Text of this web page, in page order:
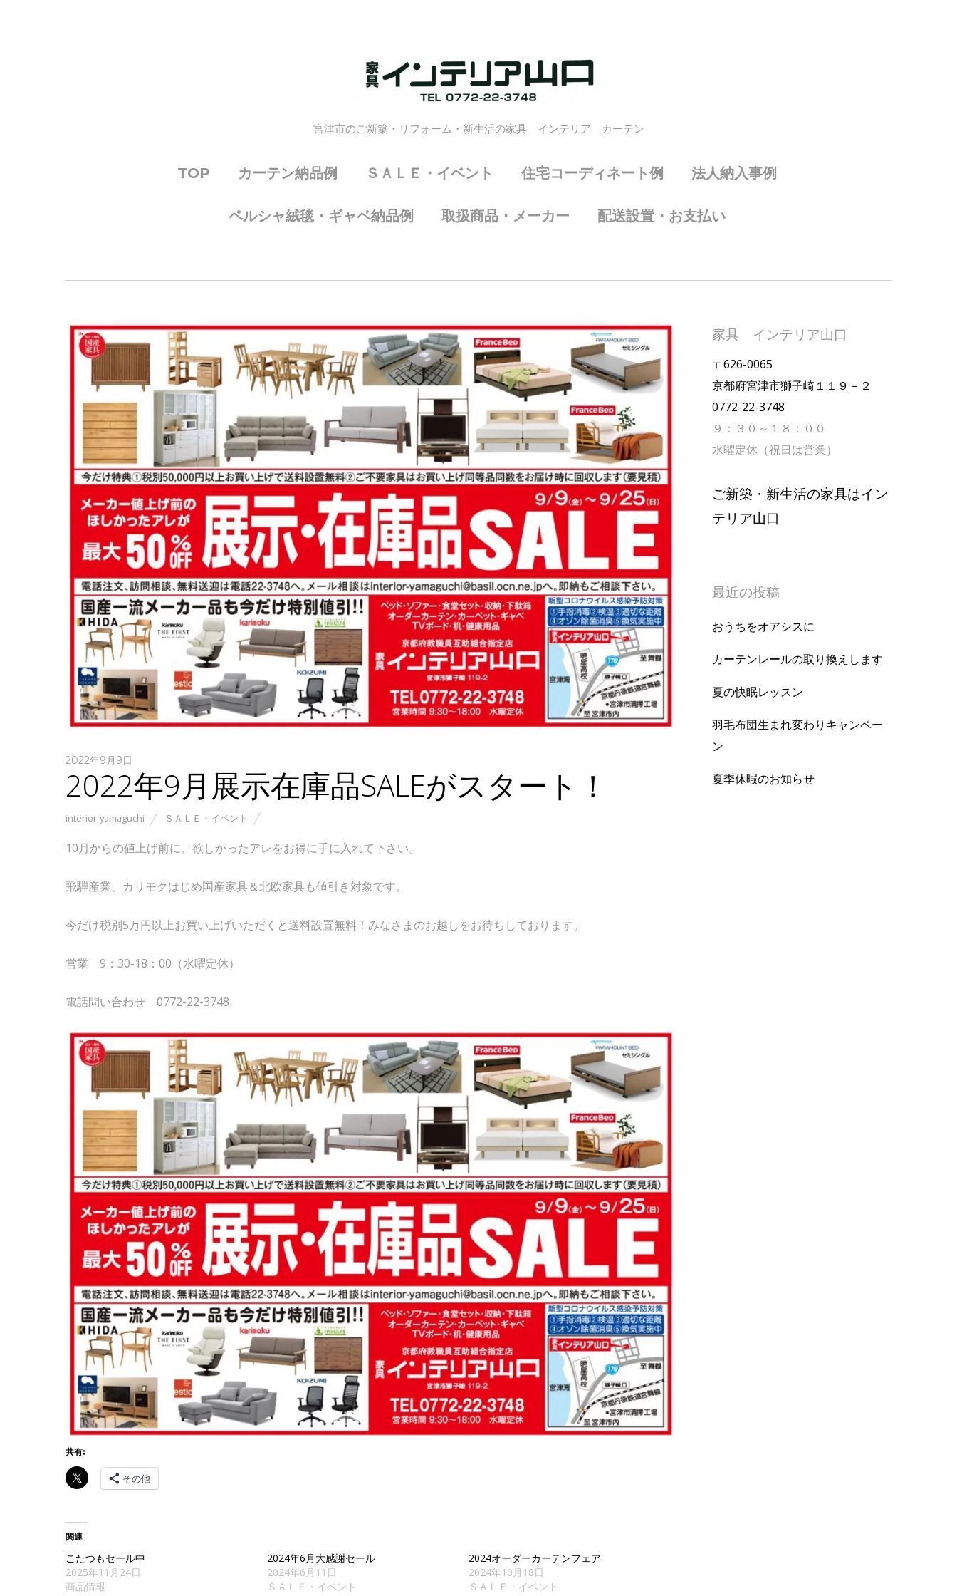
宮津市のご新築・リフォーム・新生活の家具 インテリア カーテン
TOP カーテン納品例 ＳＡＬＥ・イベント 住宅コーディネート例 法人納入事例
ペルシャ絨毯・ギャベ納品例 取扱商品・メーカー 配送設置・お支払い
2022年9月9日
2022年9月展示在庫品SALEがスタート！
interior-yamaguchi ＳＡＬＥ・イベント
10月からの値上げ前に、欲しかったアレをお得に手に入れて下さい。
飛騨産業、カリモクはじめ国産家具＆北欧家具も値引き対象です。
今だけ税別5万円以上お買い上げいただくと送料設置無料！みなさまのお越しをお待ちしております。
営業 9：30-18：00（水曜定休）
電話問い合わせ 0772-22-3748
共有:
その他
関連
こたつもセール中
2025年11月24日
商品情報
2024年6月大感謝セール
2024年6月11日
ＳＡＬＥ・イベント
2024オーダーカーテンフェア
2024年10月18日
ＳＡＬＥ・イベント
家具 インテリア山口
〒626-0065
京都府宮津市獅子崎１１９－２
0772-22-3748
９：３０～１８：００
水曜定休（祝日は営業）
ご新築・新生活の家具はイン
テリア山口
最近の投稿
おうちをオアシスに
カーテンレールの取り換えします
夏の快眠レッスン
羽毛布団生まれ変わりキャンペー
ン
夏季休暇のお知らせ